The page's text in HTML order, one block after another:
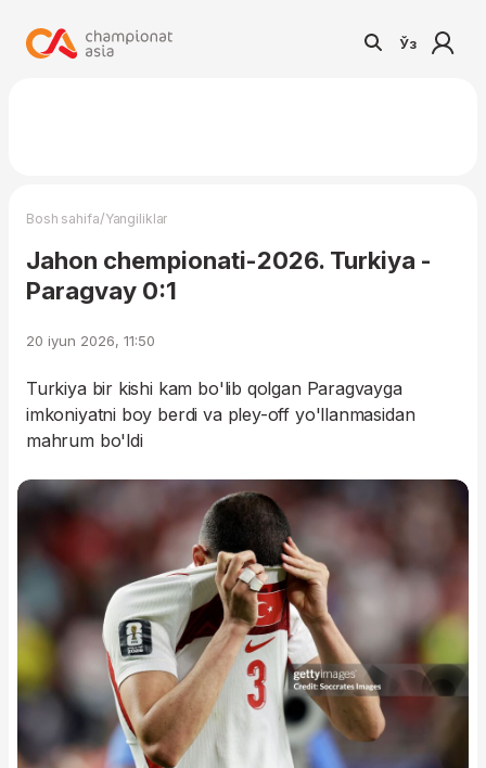
Ўз
Bosh sahifa/Yangiliklar
Jahon chempionati-2026. Turkiya -
Paragvay 0:1
20 iyun 2026, 11:50
Turkiya bir kishi kam bo'lib qolgan Paragvayga
imkoniyatni boy berdi va pley-off yo'llanmasidan
mahrum bo'ldi